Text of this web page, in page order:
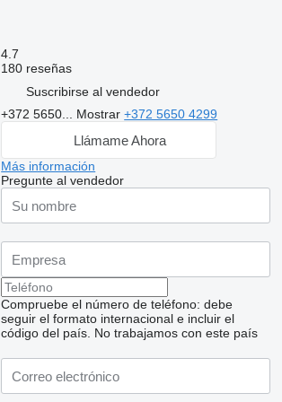
4.7
180 reseñas
Suscribirse al vendedor
+372 5650... Mostrar+372 5650 4299
Llámame Ahora
Más información
Pregunte al vendedor
Compruebe el número de teléfono: debe
seguir el formato internacional e incluir el
código del país. No trabajamos con este país